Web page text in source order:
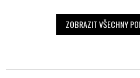
ZOBRAZIT VŠECHNY